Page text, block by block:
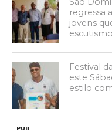
regressa
jovens
Festival
este
estilo
PUB